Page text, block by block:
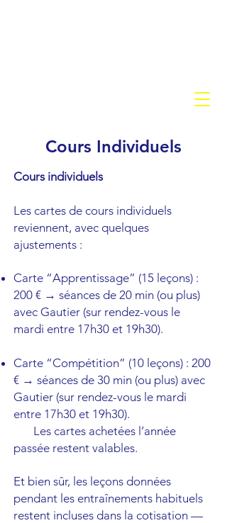
Cours Individuels
Cours individuels
Les cartes de cours individuels
reviennent, avec quelques
ajustements :
Carte “Apprentissage” (15 leçons) :
200 € → séances de 20 min (ou plus)
avec Gautier (sur rendez-vous le
mardi entre 17h30 et 19h30).
Carte “Compétition” (10 leçons) : 200
€ → séances de 30 min (ou plus) avec
Gautier (sur rendez-vous le mardi
entre 17h30 et 19h30).
Les cartes achetées l’année
passée restent valables.
Et bien sûr, les leçons données
pendant les entraînements habituels
restent incluses dans la cotisation —